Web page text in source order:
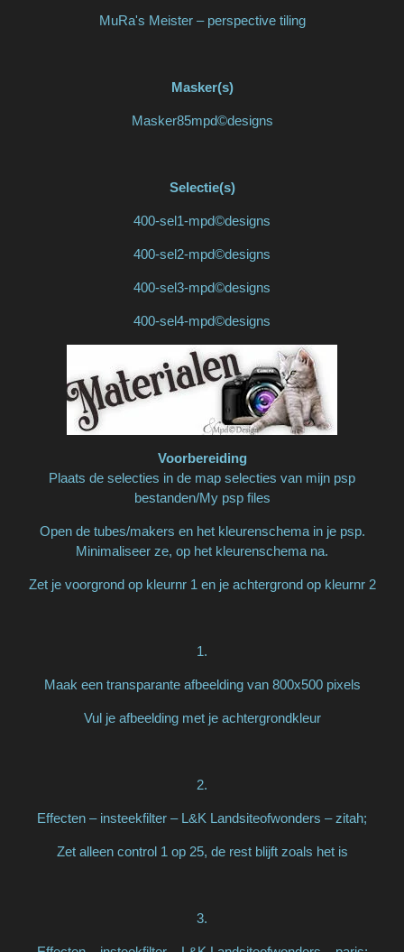
MuRa's Meister – perspective tiling
Masker(s)
Masker85mpd©designs
Selectie(s)
400-sel1-mpd©designs
400-sel2-mpd©designs
400-sel3-mpd©designs
400-sel4-mpd©designs
Voorbereiding
Plaats de selecties in de map selecties van mijn psp
bestanden/My psp files
Open de tubes/makers en het kleurenschema in je psp.
Minimaliseer ze, op het kleurenschema na.
Zet je voorgrond op kleurnr 1 en je achtergrond op kleurnr 2
1.
Maak een transparante afbeelding van 800x500 pixels
Vul je afbeelding met je achtergrondkleur
2.
Effecten – insteekfilter – L&K Landsiteofwonders – zitah;
Zet alleen control 1 op 25, de rest blijft zoals het is
3.